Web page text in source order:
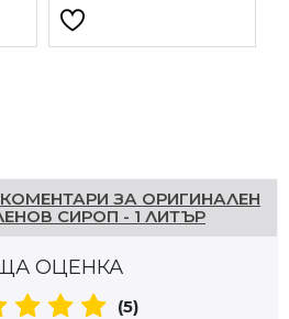
ЗА ОРИГИНАЛЕН
СИРОП - 1 ЛИТЪР
ОЦЕНКА
(5)